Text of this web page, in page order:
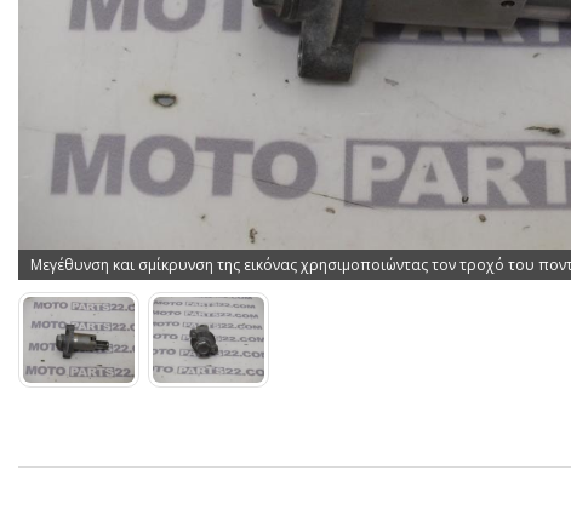
Μεγέθυνση και σμίκρυνση της εικόνας χρησιμοποιώντας τον τροχό του